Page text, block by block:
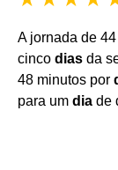
A jornada de 44
cinco dias da
48 minutos por
para um dia de